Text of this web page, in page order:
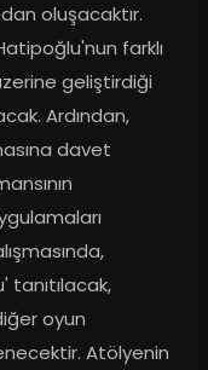
oluşacaktır.
farklı
geliştirdiği
Ardından,
davet
tanıtılacak,
oyun
Atölyenin